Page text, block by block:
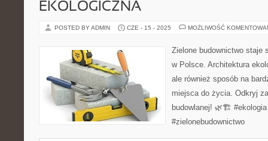
EKOLOGICZNA
POSTED BY ADMIN CZE - 15 - 2025 MOŻLIWOŚĆ
Zielone budownictwo staje
w Polsce. Architektura
ale również sposób na
miejsca do życia. Odkryj
budowlanej! 🌿🏗️
#zielonebudownictwo